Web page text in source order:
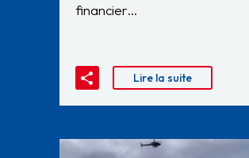
financier…
Lire la suite